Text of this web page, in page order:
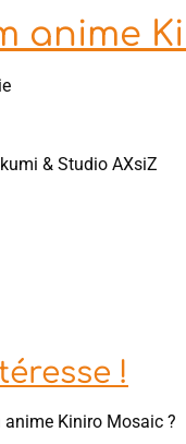
anime
& Studio AXsiZ
!
Kiniro Mosaic ?